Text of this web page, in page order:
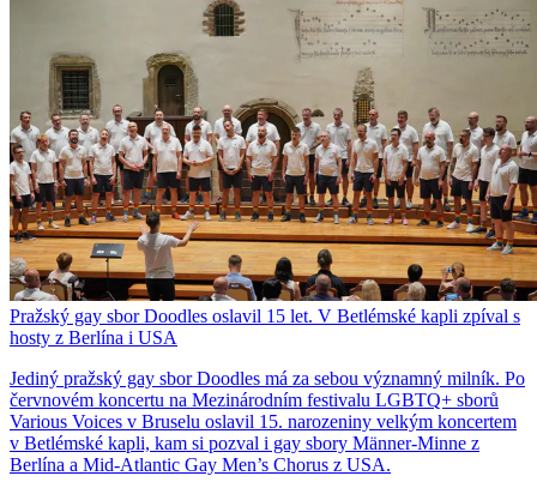
Pražský gay sbor Doodles oslavil 15 let. V Betlémské kapli zpíval s
hosty z Berlína i USA
Jediný pražský gay sbor Doodles má za sebou významný milník. Po
červnovém koncertu na Mezinárodním festivalu LGBTQ+ sborů
Various Voices v Bruselu oslavil 15. narozeniny velkým koncertem
v Betlémské kapli, kam si pozval i gay sbory Männer-Minne z
Berlína a Mid-Atlantic Gay Men’s Chorus z USA.